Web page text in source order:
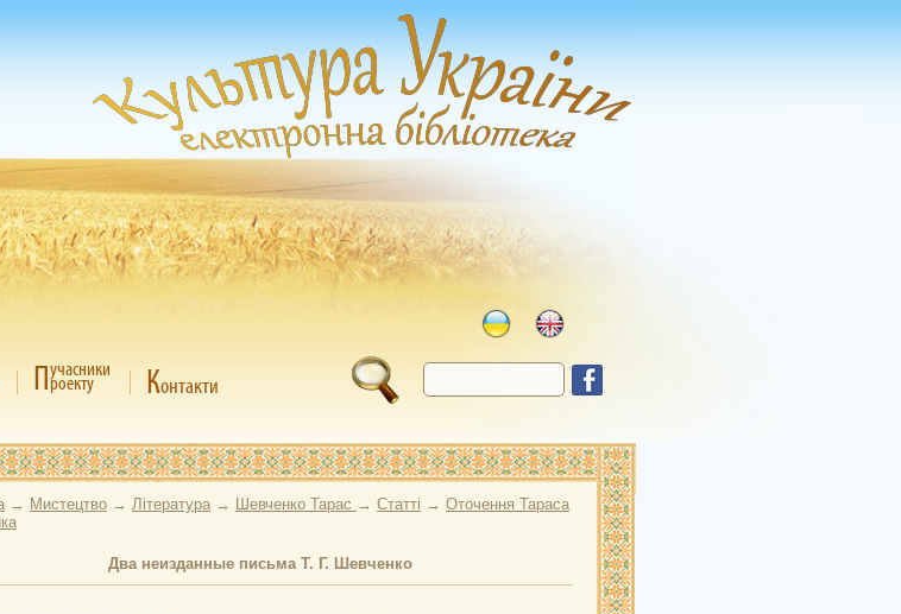
Пучасники
роекту Контакти
→ Мистецтво → Література → Шевченко Тарас → Статті → Оточення Тараса
Два неизданные письма Т. Г. Шевченко